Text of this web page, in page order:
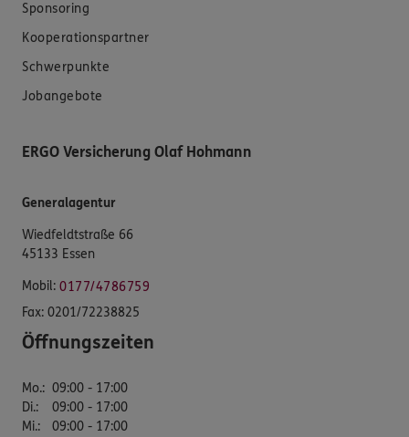
Sponsoring
Kooperationspartner
Schwerpunkte
Jobangebote
ERGO Versicherung Olaf Hohmann
Generalagentur
Wiedfeldtstraße 66
45133 Essen
Mobil: 0177/4786759
Fax: 0201/72238825
Öffnungszeiten
Mo.: 09:00 - 17:00
Di.:
09:00 - 17:00
Mi.:
09:00 - 17:00